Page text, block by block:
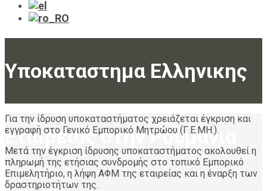
Υποκαταστημα Ελληνικης
Εταιρειας στην Ρουμανια
Για την ίδρυση υποκαταστήματος χρειάζεται έγκριση και
εγγραφή στο Γενικό Εμπορικό Μητρώου (Γ.Ε.ΜΗ.).
Μετά την έγκριση ίδρυσης υποκαταστήματος ακολουθεί η
πληρωμή της ετήσιας συνδρομής στο τοπικό Εμπορικό
Επιμελητήριο, η λήψη ΑΦΜ της εταιρείας και η έναρξη των
δραστηριοτήτων της.